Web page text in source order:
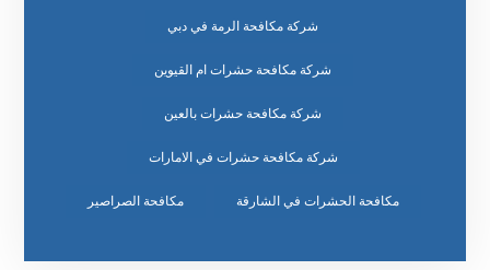
شركة مكافحة الرمة في دبي
شركة مكافحة حشرات ام القيوين
شركة مكافحة حشرات بالعين
شركة مكافحة حشرات في الامارات
مكافحة الحشرات في الشارقة مكافحة الصراصير